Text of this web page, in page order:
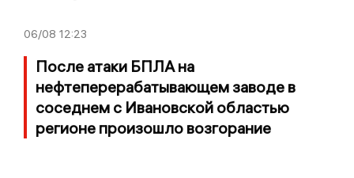
06/08 12:23
После атаки БПЛА на
нефтеперерабатывающем заводе в
соседнем с Ивановской областью
регионе произошло возгорание